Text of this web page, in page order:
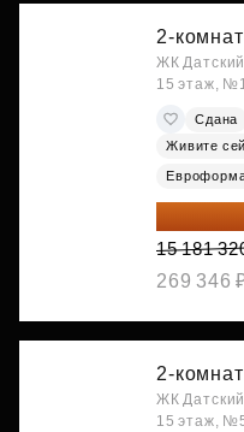
2-
ЖК
15 этаж,
Сдана
Живите
11 689
15 181
269 346
2-
ЖК Датский
15 этаж,